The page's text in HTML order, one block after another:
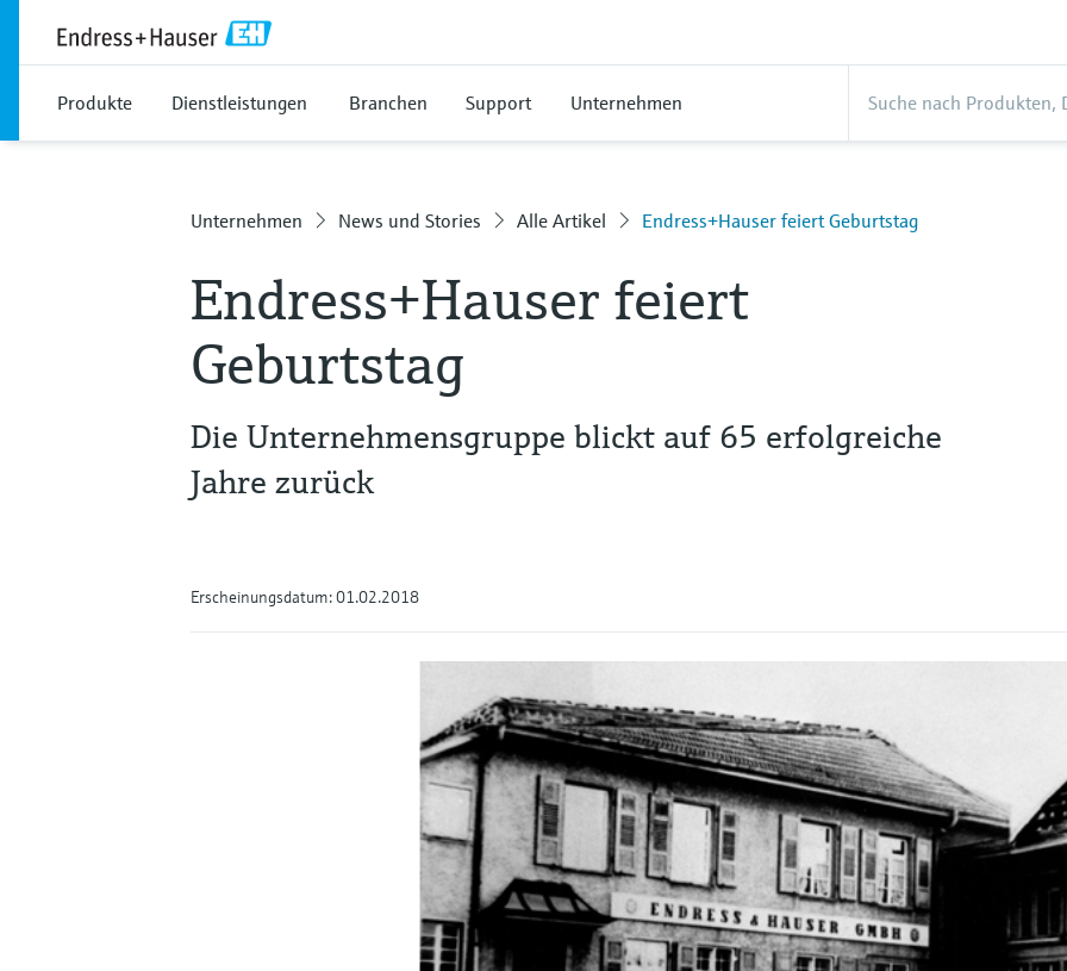
Produkte Dienstleistungen Branchen Support Unternehmen
Unternehmen News und Stories Alle Artikel Endress+Hauser feiert Geburtstag
Endress+Hauser feiert
Geburtstag
Die Unternehmensgruppe blickt auf 65 erfolgreiche
Jahre zurück
Erscheinungsdatum: 01.02.2018